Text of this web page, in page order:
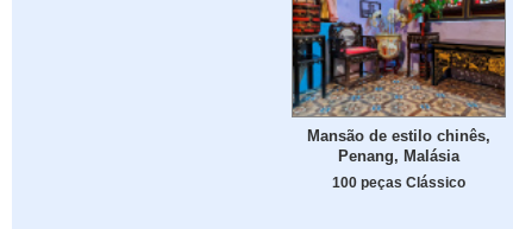
Mansão de estilo chinês,
Penang, Malásia
100 peças Clássico